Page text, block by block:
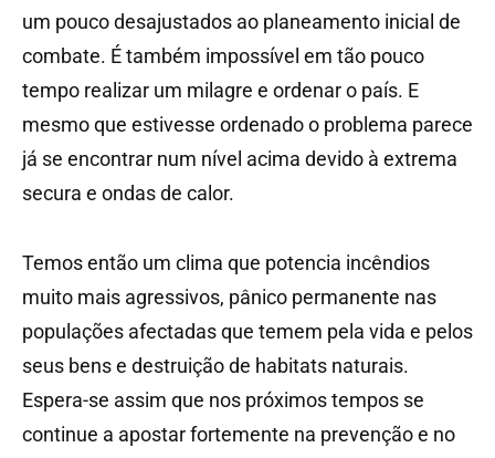
um pouco desajustados ao planeamento inicial de
combate. É também impossível em tão pouco
tempo realizar um milagre e ordenar o país. E
mesmo que estivesse ordenado o problema parece
já se encontrar num nível acima devido à extrema
secura e ondas de calor.
Temos então um clima que potencia incêndios
muito mais agressivos, pânico permanente nas
populações afectadas que temem pela vida e pelos
seus bens e destruição de habitats naturais.
Espera-se assim que nos próximos tempos se
continue a apostar fortemente na prevenção e no